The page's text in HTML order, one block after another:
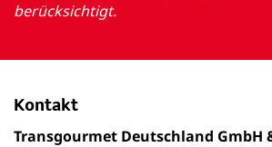
berücksichtigt.
Kontakt
Transgourmet Deutschland GmbH